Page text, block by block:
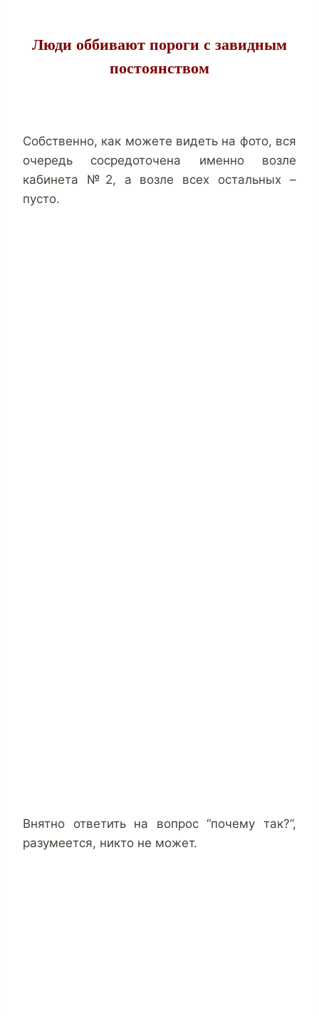
Люди оббивают пороги с завидным
постоянством
Собственно, как можете видеть на фото, вся
очередь сосредоточена именно возле
кабинета №2, а возле всех остальных –
пусто.
Внятно ответить на вопрос “почему так?”,
разумеется, никто не может.